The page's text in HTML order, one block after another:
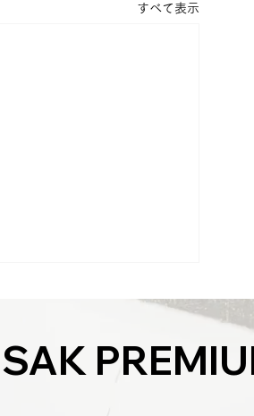
すべて表示
場⑲】家造りの最終段
ント
主検査に関してプロ任せの